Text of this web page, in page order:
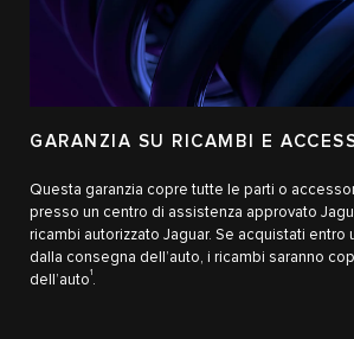
GARANZIA SU RICAMBI E
Questa garanzia copre tutte le parti o
presso un centro di assistenza approvato
ricambi autorizzato Jaguar. Se acquistati entro
dalla consegna dell’auto, i ricambi saranno
dell’auto1.